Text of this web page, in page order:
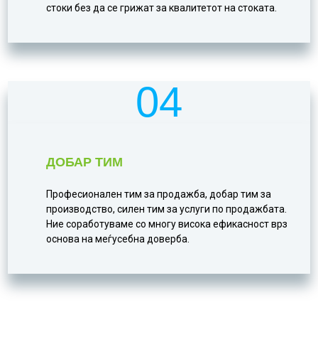
стоки без да се грижат за квалитетот на стоката.
04
ДОБАР ТИМ
Професионален тим за продажба, добар тим за
производство, силен тим за услуги по продажбата.
Ние соработуваме со многу висока ефикасност врз
основа на меѓусебна доверба.